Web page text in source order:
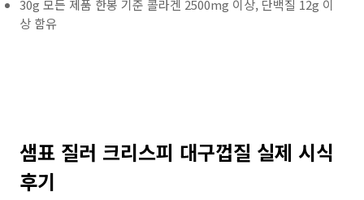
30g 모든 제품 한봉 기준 콜라겐 2500mg 이상, 단백질 12g 이
상 함유
샘표 질러 크리스피 대구껍질 실제 시식
후기